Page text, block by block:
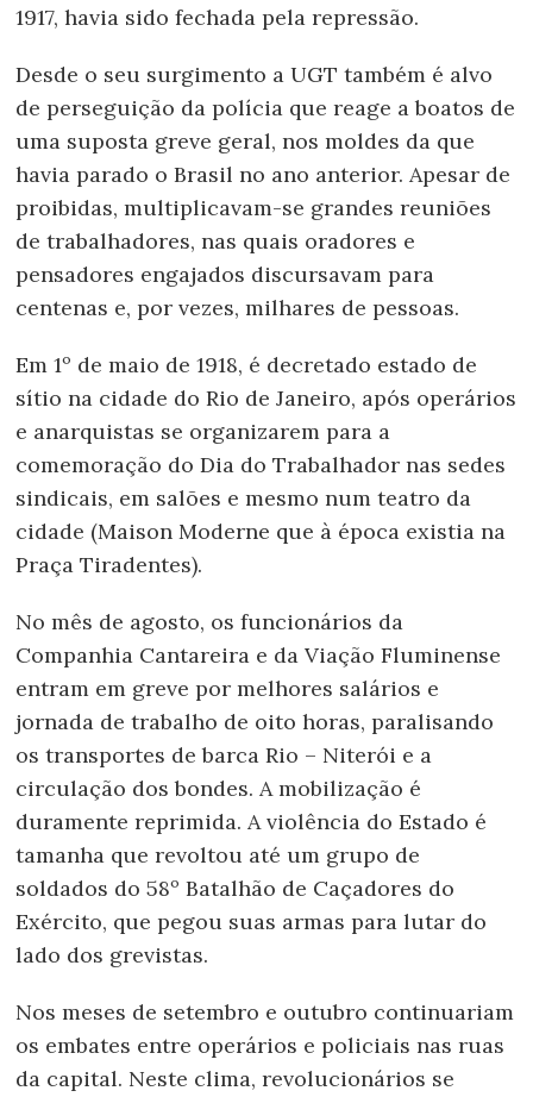
1917, havia sido fechada pela repressão.
Desde o seu surgimento a UGT também é alvo
de perseguição da polícia que reage a boatos de
uma suposta greve geral, nos moldes da que
havia parado o Brasil no ano anterior. Apesar de
proibidas, multiplicavam-se grandes reuniões
de trabalhadores, nas quais oradores e
pensadores engajados discursavam para
centenas e, por vezes, milhares de pessoas.
Em 1º de maio de 1918, é decretado estado de
sítio na cidade do Rio de Janeiro, após operários
e anarquistas se organizarem para a
comemoração do Dia do Trabalhador nas sedes
sindicais, em salões e mesmo num teatro da
cidade (Maison Moderne que à época existia na
Praça Tiradentes).
No mês de agosto, os funcionários da
Companhia Cantareira e da Viação Fluminense
entram em greve por melhores salários e
jornada de trabalho de oito horas, paralisando
os transportes de barca Rio – Niterói e a
circulação dos bondes. A mobilização é
duramente reprimida. A violência do Estado é
tamanha que revoltou até um grupo de
soldados do 58º Batalhão de Caçadores do
Exército, que pegou suas armas para lutar do
lado dos grevistas.
Nos meses de setembro e outubro continuariam
os embates entre operários e policiais nas ruas
da capital. Neste clima, revolucionários se